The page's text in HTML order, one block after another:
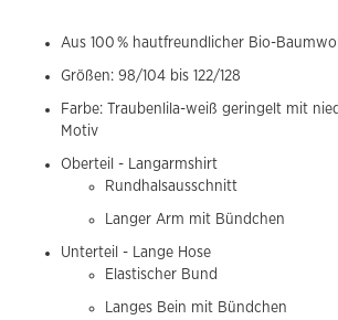
Aus 100 % hautfreundlicher Bio-
Größen: 98/104 bis 122/128
Farbe: Traubenlila-weiß geringelt mit
Motiv
Oberteil - Langarmshirt
Rundhalsausschnitt
Langer Arm mit Bündchen
Unterteil - Lange Hose
Elastischer Bund
Langes Bein mit Bündchen